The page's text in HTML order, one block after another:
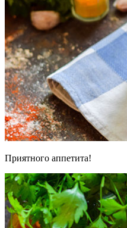
Приятного аппетита!